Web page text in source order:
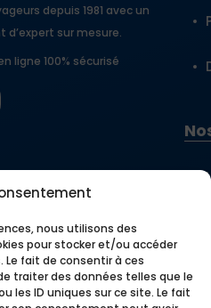
nous utilisons des
pour stocker et/ou accéder
fait de consentir à ces
traiter des données telles que le
les ID uniques sur ce site. Le fait
depuis 1981 avec un
sur mesure.
ligne 100% sécurisé